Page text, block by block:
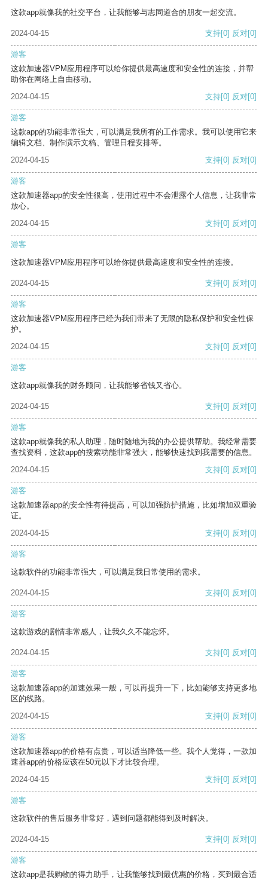
这款app就像我的社交平台，让我能够与志同道合的朋友一起交流。
2024-04-15 支持[0] 反对[0]
游客
这款加速器VPM应用程序可以给你提供最高速度和安全性的连接，并帮
助你在网络上自由移动。
2024-04-15
支持[0] 反对[0]
游客
这款app的功能非常强大，可以满足我所有的工作需求。我可以使用它来
编辑文档、制作演示文稿、管理日程安排等。
2024-04-15
支持[0] 反对[0]
游客
这款加速器app的安全性很高，使用过程中不会泄露个人信息，让我非常
放心。
2024-04-15
支持[0] 反对[0]
游客
这款加速器VPM应用程序可以给你提供最高速度和安全性的连接。
2024-04-15 支持[0] 反对[0]
游客
这款加速器VPM应用程序已经为我们带来了无限的隐私保护和安全性保
护。
2024-04-15
支持[0] 反对[0]
游客
这款app就像我的财务顾问，让我能够省钱又省心。
2024-04-15 支持[0] 反对[0]
游客
这款app就像我的私人助理，随时随地为我的办公提供帮助。我经常需要
查找资料，这款app的搜索功能非常强大，能够快速找到我需要的信息。
2024-04-15
支持[0] 反对[0]
游客
这款加速器app的安全性有待提高，可以加强防护措施，比如增加双重验
证。
2024-04-15
支持[0] 反对[0]
游客
这款软件的功能非常强大，可以满足我日常使用的需求。
2024-04-15 支持[0] 反对[0]
游客
这款游戏的剧情非常感人，让我久久不能忘怀。
2024-04-15 支持[0] 反对[0]
游客
这款加速器app的加速效果一般，可以再提升一下，比如能够支持更多地
区的线路。
2024-04-15
支持[0] 反对[0]
游客
这款加速器app的价格有点贵，可以适当降低一些。我个人觉得，一款加
速器app的价格应该在50元以下才比较合理。
2024-04-15
支持[0] 反对[0]
游客
这款软件的售后服务非常好，遇到问题都能得到及时解决。
2024-04-15 支持[0] 反对[0]
游客
这款app是我购物的得力助手，让我能够找到最优惠的价格，买到最合适